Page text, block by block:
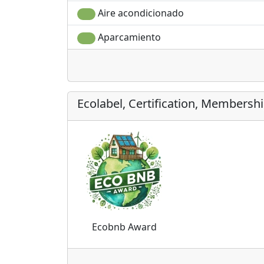
Aire acondicionado
Aparcamiento
Ecolabel, Certification,
Ecobnb Award